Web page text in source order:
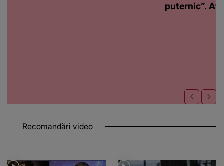
puternic”.
Recomandări video